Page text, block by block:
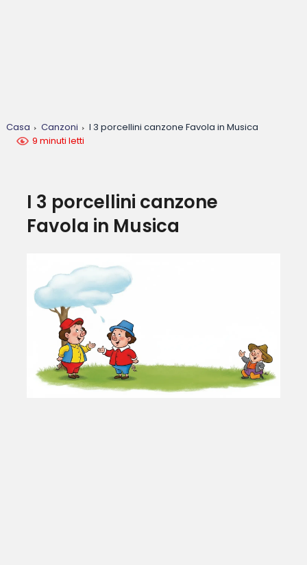
Casa Canzoni
I 3 porcellini canzone Favola in Musica
9 minuti letti
I 3 porcellini canzone
Favola in Musica